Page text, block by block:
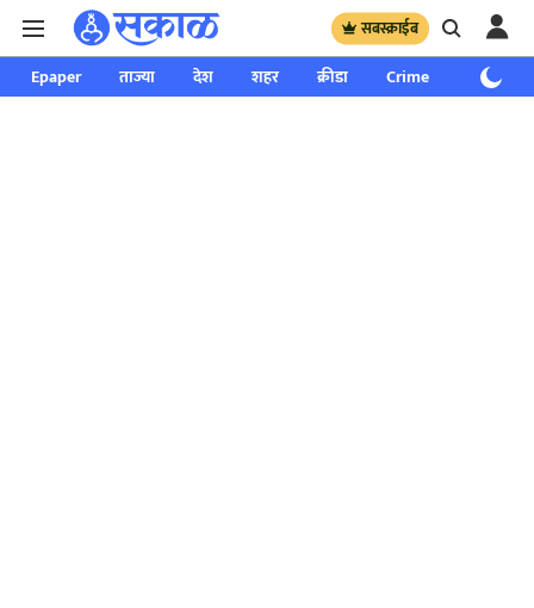
सबस्क्राईब
Epaper ताज्या देश शहर क्रीडा Crime साप्ताहिक